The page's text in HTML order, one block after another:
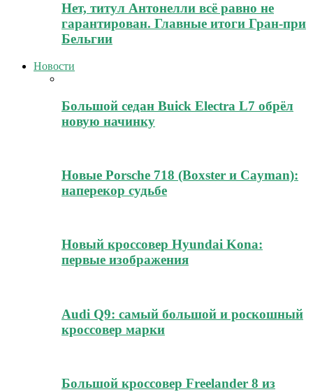
Нет, титул Антонелли всё равно не
гарантирован. Главные итоги Гран-при
Бельгии
Новости
Большой седан Buick Electra L7 обрёл
новую начинку
Новые Porsche 718 (Boxster и Cayman):
наперекор судьбе
Новый кроссовер Hyundai Kona:
первые изображения
Audi Q9: самый большой и роскошный
кроссовер марки
Большой кроссовер Freelander 8 из